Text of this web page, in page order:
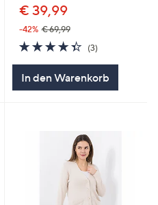
€ 39,99
-42% € 69,99
4.3
von
(3)3
In den Warenkorb